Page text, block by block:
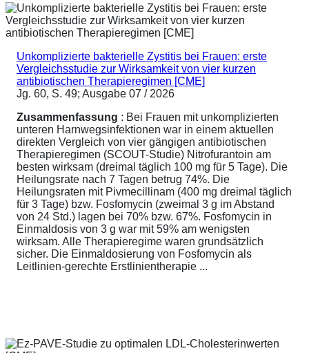
Unkomplizierte bakterielle Zystitis bei Frauen: erste
Vergleichsstudie zur Wirksamkeit von vier kurzen
antibiotischen Therapieregimen [CME]
Jg. 60, S. 49; Ausgabe 07 / 2026
Zusammenfassung : Bei Frauen mit unkomplizierten
unteren Harnwegsinfektionen war in einem aktuellen
direkten Vergleich von vier gängigen antibiotischen
Therapieregimen (SCOUT-Studie) Nitrofurantoin am
besten wirksam (dreimal täglich 100 mg für 5 Tage). Die
Heilungsrate nach 7 Tagen betrug 74%. Die
Heilungsraten mit Pivmecillinam (400 mg dreimal täglich
für 3 Tage) bzw. Fosfomycin (zweimal 3 g im Abstand
von 24 Std.) lagen bei 70% bzw. 67%. Fosfomycin in
Einmaldosis von 3 g war mit 59% am wenigsten
wirksam. Alle Therapieregime waren grundsätzlich
sicher. Die Einmaldosierung von Fosfomycin als
Leitlinien-gerechte Erstlinientherapie ...